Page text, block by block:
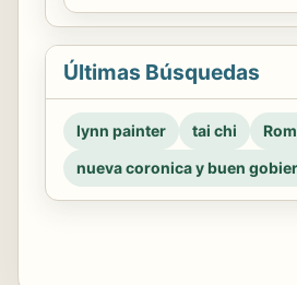
Últimas Búsquedas
lynn painter tai chi
nueva coronica y buen